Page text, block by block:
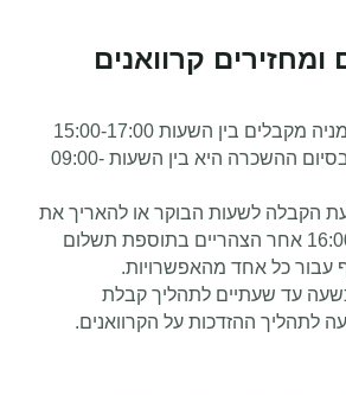
קרוואנים
מקבלים בין השעות 15:00-17:00
החזרת הקרוואנים בסיום ההשכרה היא בין השעות 09:00-
הקבלה לשעות הבוקר או להאריך את
אחר הצהריים בתוספת תשלום
עבור כל אחד מהאפשרויות.
עד שעתיים לתהליך קבלת
לתהליך ההזדכות על הקרוואנים.